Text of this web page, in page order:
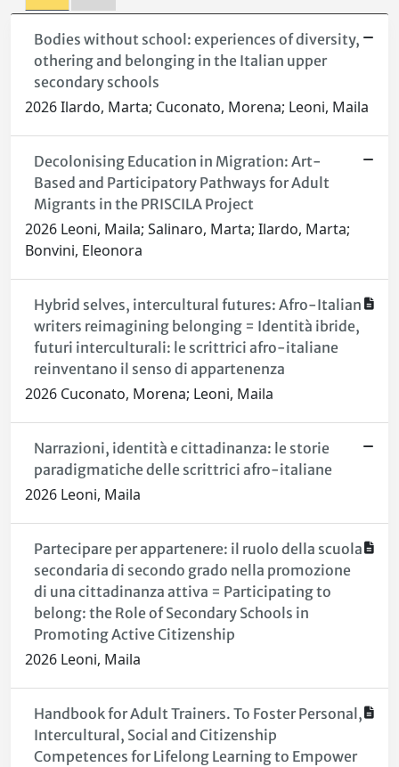
Bodies without school: experiences of diversity,
othering and belonging in the Italian upper
secondary schools
2026 Ilardo, Marta; Cuconato, Morena; Leoni, Maila
Decolonising Education in Migration: Art-
Based and Participatory Pathways for Adult
Migrants in the PRISCILA Project
2026 Leoni, Maila; Salinaro, Marta; Ilardo, Marta;
Bonvini, Eleonora
Hybrid selves, intercultural futures: Afro-Italian
writers reimagining belonging = Identità ibride,
futuri interculturali: le scrittrici afro-italiane
reinventano il senso di appartenenza
2026 Cuconato, Morena; Leoni, Maila
Narrazioni, identità e cittadinanza: le storie
paradigmatiche delle scrittrici afro-italiane
2026 Leoni, Maila
Partecipare per appartenere: il ruolo della scuola
secondaria di secondo grado nella promozione
di una cittadinanza attiva = Participating to
belong: the Role of Secondary Schools in
Promoting Active Citizenship
2026 Leoni, Maila
Handbook for Adult Trainers. To Foster Personal,
Intercultural, Social and Citizenship
Competences for Lifelong Learning to Empower